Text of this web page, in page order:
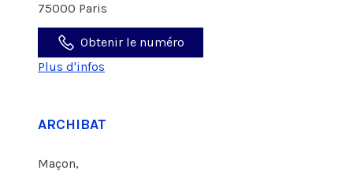
75000 Paris
Obtenir le numéro
Plus d'infos
ARCHIBAT
Maçon,